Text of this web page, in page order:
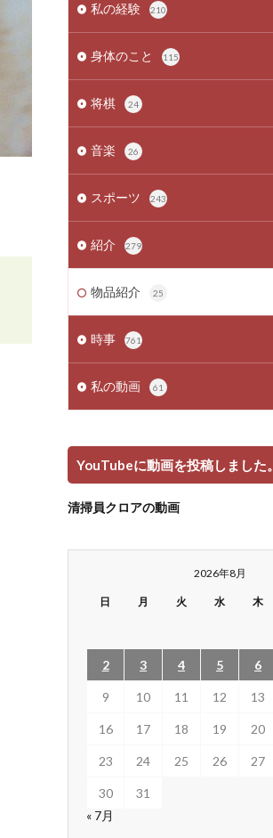
私の経験 210
身体のこと 115
将棋 24
音楽 26
スポーツ 243
紹介 279
物品紹介 25
時事 761
私の動画 61
YouTubeに動画を投稿しました。
清掃員クロアの動画
2026年8月
日 月 火 水 木
2 3 4 5 6
9 10 11 12 13
16 17 18 19 20
23 24 25 26 27
30
31
« 7月